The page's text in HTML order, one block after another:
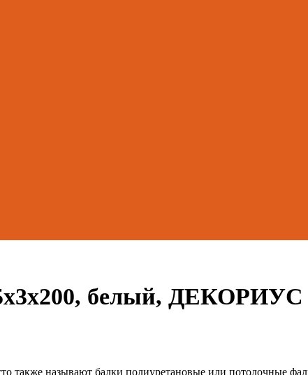
белый, ДЕКОРИУС
также называют балки полиуретановые или потолочные